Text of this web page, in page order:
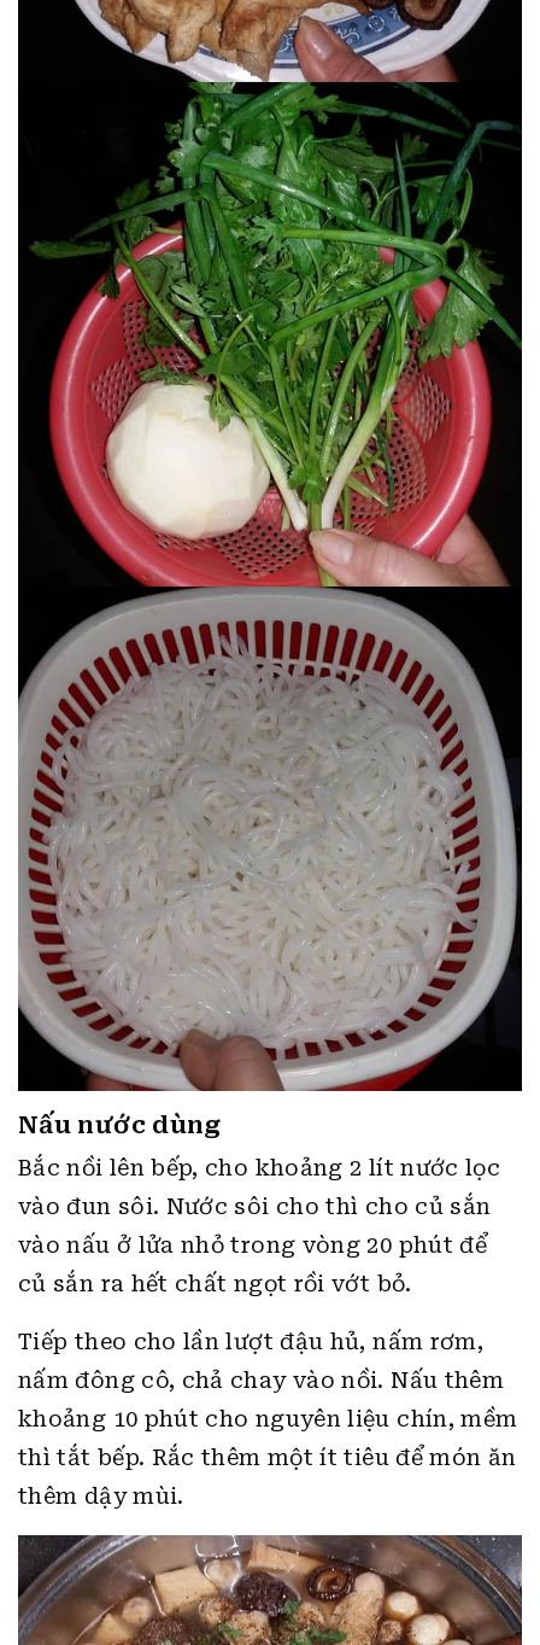
Nấu nước dùng
Bắc nồi lên bếp, cho khoảng 2 lít nước lọc
vào đun sôi. Nước sôi cho thì cho củ sắn
vào nấu ở lửa nhỏ trong vòng 20 phút để
củ sắn ra hết chất ngọt rồi vớt bỏ.
Tiếp theo cho lần lượt đậu hủ, nấm rơm,
nấm đông cô, chả chay vào nồi. Nấu thêm
khoảng 10 phút cho nguyên liệu chín, mềm
thì tắt bếp. Rắc thêm một ít tiêu để món ăn
thêm dậy mùi.